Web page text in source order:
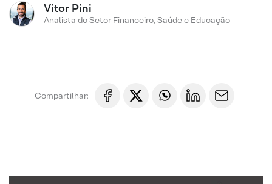
Vitor Pini
Analista do Setor Financeiro, Saúde e Educação
Compartilhar: